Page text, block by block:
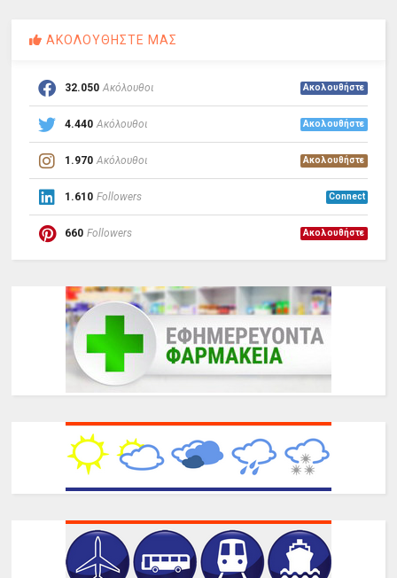
ΑΚΟΛΟΥΘΗΣΤΕ ΜΑΣ
32.050 Ακόλουθοι Ακολουθήστε
4.440 Ακόλουθοι Ακολουθήστε
1.970 Ακόλουθοι Ακολουθήστε
1.610 Followers Connect
660 Followers Ακολουθήστε